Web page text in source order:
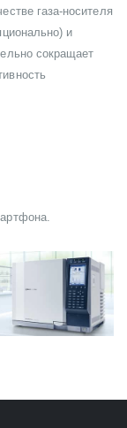
газа-носителя
и
сокращает